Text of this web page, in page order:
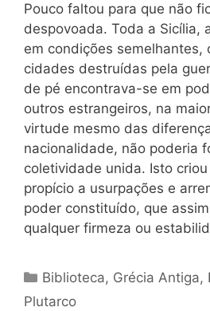
Pouco faltou para que não
despovoada. Toda a Sicília,
em condições semelhantes,
cidades destruídas pela
de pé encontrava-se em
outros estrangeiros, na
virtude mesmo das
nacionalidade, não poderia
coletividade unida. Isto
propício a usurpações e
poder constituído, que
qualquer firmeza ou
Categorias
Biblioteca, Grécia Antiga,
Plutarco